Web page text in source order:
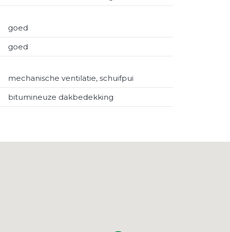
goed
goed
mechanische ventilatie, schuifpui
bitumineuze dakbedekking